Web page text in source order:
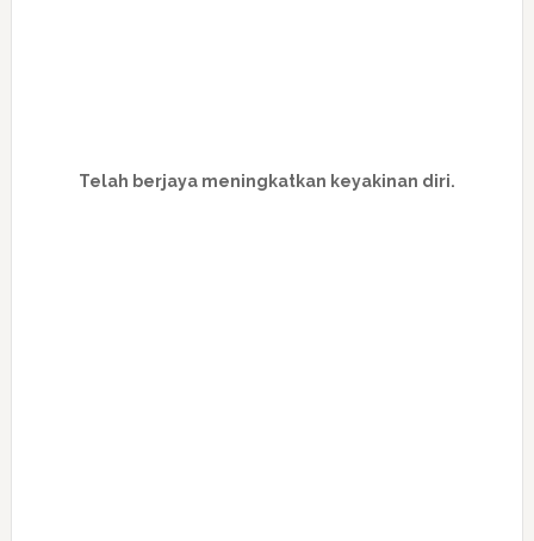
Telah berjaya meningkatkan keyakinan diri.